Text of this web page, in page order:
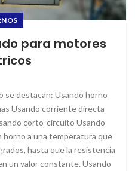
para motores
se destacan: Usando horno
Usando corriente directa
corto-circuito Usando
a una temperatura que
hasta que la resistencia
un valor constante. Usando